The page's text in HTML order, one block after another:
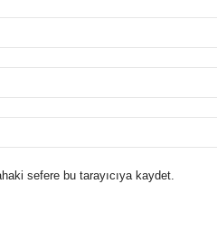
sefere bu tarayıcıya kaydet.